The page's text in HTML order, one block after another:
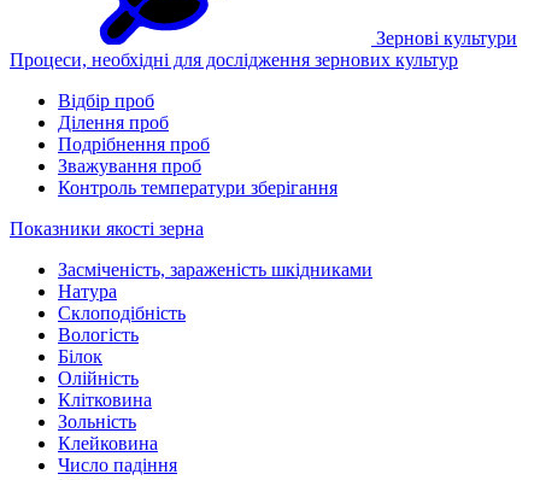
Зернові культури
Процеси, необхідні для дослідження зернових культур
Відбір проб
Ділення проб
Подрібнення проб
Зважування проб
Контроль температури зберігання
Показники якості зерна
Засміченість, зараженість шкідниками
Натура
Склоподібність
Вологість
Білок
Олійність
Клітковина
Зольність
Клейковина
Число падіння